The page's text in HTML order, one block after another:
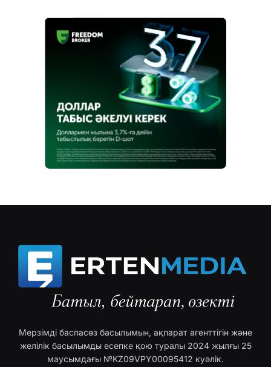
Мерзімді баспасөз басылымын, ақпарат агенттігін және
желілік басылымды есепке қою туралы 2024 жылғы 25
маусымдағы №KZ09VPY00095412 куәлік.